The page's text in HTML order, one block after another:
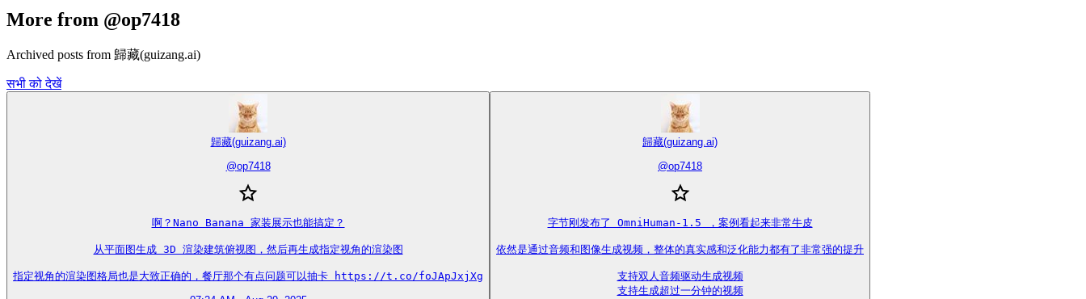
More from @op7418
Archived posts from 歸藏(guizang.ai)
सभी को देखें
歸藏(guizang.ai)
@op7418
啊？Nano Banana 家装展示也能搞定？
从平面图生成 3D 渲染建筑俯视图，然后再生成指定视角的渲染图
指定视角的渲染图格局也是大致正确的，餐厅那个有点问题可以抽卡 https://t.co/foJApJxjXg
歸藏(guizang.ai)
@op7418
字节刚发布了 OmniHuman-1.5 ，案例看起来非常牛皮
依然是通过音频和图像生成视频，整体的真实感和泛化能力都有了非常强的提升
支持双人音频驱动生成视频
支持生成超过一分钟的视频